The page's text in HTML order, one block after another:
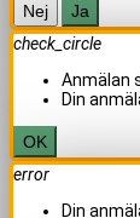
Nej
Ja
check_circle
Anmälan
Din
OK
error
Din